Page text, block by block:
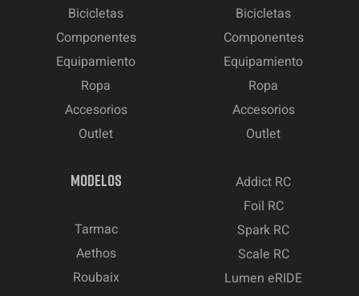
Bicicletas
Componentes
Equipamiento
Ropa
Accesorios
Outlet
Bicicletas
Componentes
Equipamiento
Ropa
Accesorios
Outlet
MODELOS
Tarmac
Aethos
Roubaix
Addict RC
Foil RC
Spark RC
Scale RC
Lumen eRIDE